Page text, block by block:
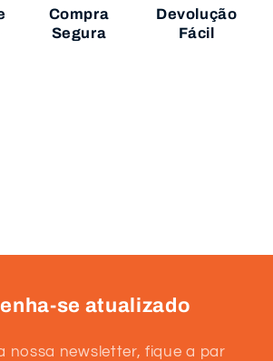
Compra
Segura
Devolução
Fácil
se atualizado
nossa newsletter, fique a par